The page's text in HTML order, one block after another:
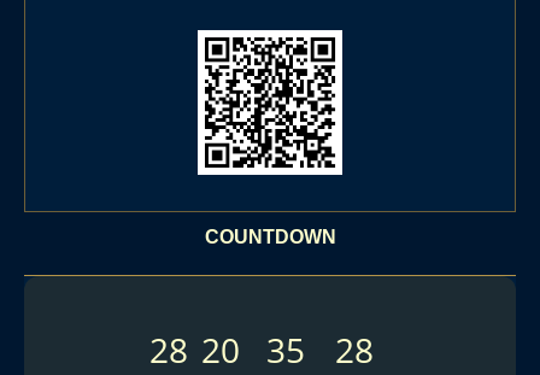
COUNTDOWN
28 20 35 27